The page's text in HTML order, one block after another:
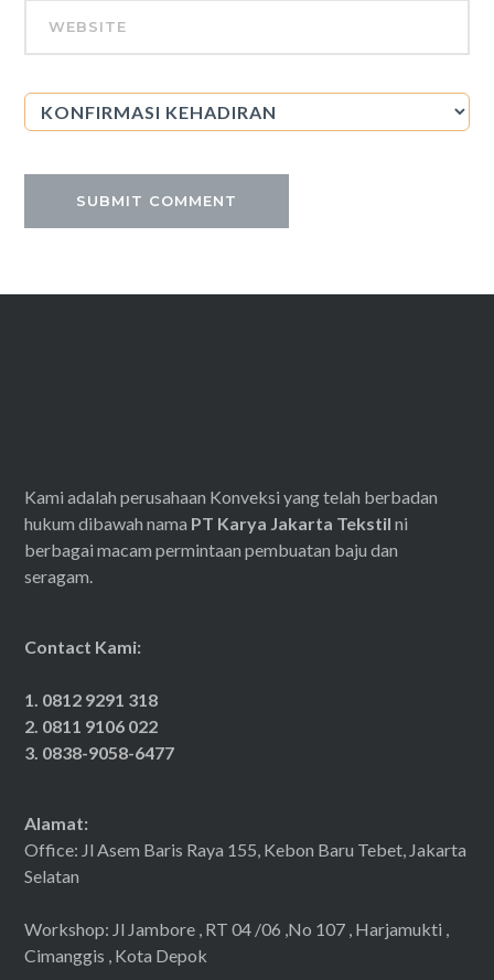
Kami adalah perusahaan Konveksi yang telah berbadan
hukum dibawah nama PT Karya Jakarta Tekstilni
berbagai macam permintaan pembuatan baju dan
seragam.
Contact Kami:
1. 0812 9291 318
2. 0811 9106 022
3. 0838-9058-6477
Alamat:
Office: Jl Asem Baris Raya 155, Kebon Baru Tebet, Jakarta
Selatan
Workshop: Jl Jambore , RT 04 /06 ,No 107 , Harjamukti ,
Cimanggis , Kota Depok